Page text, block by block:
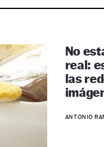
No
real:
las
ANTONIO